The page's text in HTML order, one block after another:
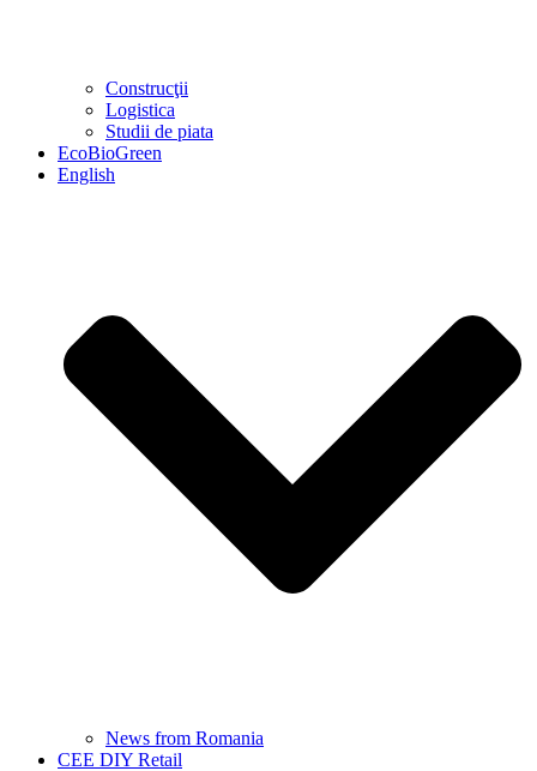
Construcţii
Logistica
Studii de piata
EcoBioGreen
English
News from Romania
CEE DIY Retail